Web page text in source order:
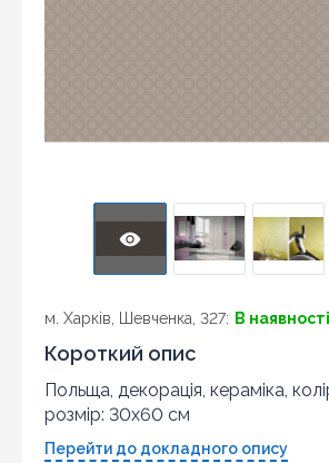
м. Харків, Шевченка, 327: В наявності
Короткий опис
Польща, декорація, кераміка,
розмір: 30x60 см
Перейти до докладного опису